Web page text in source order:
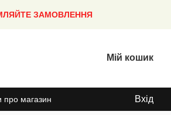
ЗАМОВЛЕННЯ
Мій кошик
про магазин Вхід